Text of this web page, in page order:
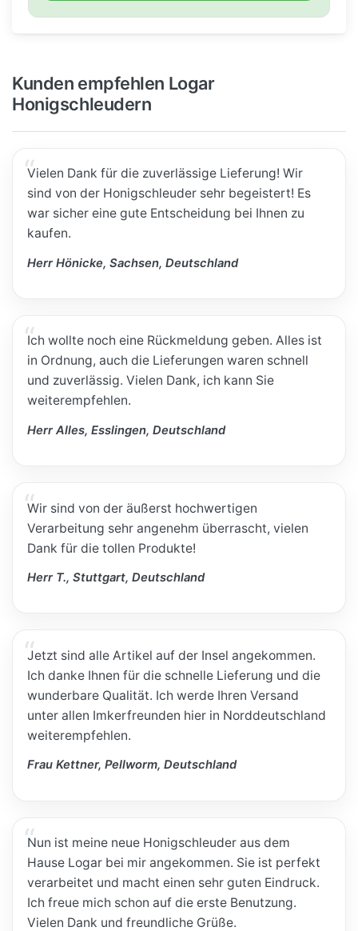
Kunden empfehlen Logar
Honigschleudern
Vielen Dank für die zuverlässige Lieferung! Wir
sind von der Honigschleuder sehr begeistert! Es
war sicher eine gute Entscheidung bei Ihnen zu
kaufen.
Herr Hönicke, Sachsen, Deutschland
Ich wollte noch eine Rückmeldung geben. Alles ist
in Ordnung, auch die Lieferungen waren schnell
und zuverlässig. Vielen Dank, ich kann Sie
weiterempfehlen.
Herr Alles, Esslingen, Deutschland
Wir sind von der äußerst hochwertigen
Verarbeitung sehr angenehm überrascht, vielen
Dank für die tollen Produkte!
Herr T., Stuttgart, Deutschland
Jetzt sind alle Artikel auf der Insel angekommen.
Ich danke Ihnen für die schnelle Lieferung und die
wunderbare Qualität. Ich werde Ihren Versand
unter allen Imkerfreunden hier in Norddeutschland
weiterempfehlen.
Frau Kettner, Pellworm, Deutschland
Nun ist meine neue Honigschleuder aus dem
Hause Logar bei mir angekommen. Sie ist perfekt
verarbeitet und macht einen sehr guten Eindruck.
Ich freue mich schon auf die erste Benutzung.
Vielen Dank und freundliche Grüße.